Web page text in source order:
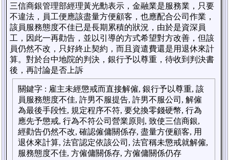
三信商銀管理部經理黃光勳表示，金融業是服務業，只要
不違法，員工便應該盡量方便顧客，也應配合公司作業，
該員服務態度不佳已是長期累積的狀況，由於是資深員
工，因此一再勸告，並以引導的方式希望對方改善，但該
員仍然不改，只好終止契約，而且資遣費還是用退休來計
算。對於台中地院的判決，銀行予以尊重，待收到判決書
後，再討論是否上訴
關鍵字 : 雇主未經懲戒而直接解僱, 銀行予以尊重, 該
員服務態度不佳, 許男不服提告, 許男不服公司, 解僱
為最後手段性, 規定程序不符, 要兌換零錢硬幣, 行為
應先予懲戒, 行為不符公司營業原則, 致使三信商銀,
經勸告仍然不改, 確認僱傭關係存, 盡量方便顧客, 用
退休來計算, 法官認定依該公司, 法官稱未懲戒就解僱,
服務態度不佳, 方僱傭關係存, 方僱傭關係仍存